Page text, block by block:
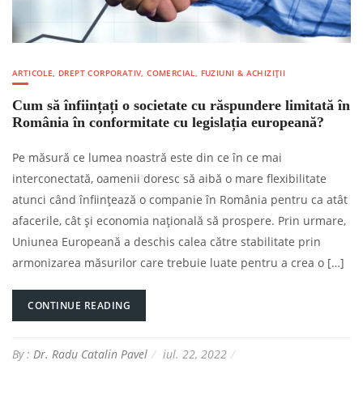
ARTICOLE, DREPT CORPORATIV, COMERCIAL, FUZIUNI & ACHIZIȚII
Cum să înființați o societate cu răspundere limitată în
România în conformitate cu legislația europeană?
Pe măsură ce lumea noastră este din ce în ce mai
interconectată, oamenii doresc să aibă o mare flexibilitate
atunci când înființează o companie în România pentru ca atât
afacerile, cât și economia națională să prospere. Prin urmare,
Uniunea Europeană a deschis calea către stabilitate prin
armonizarea măsurilor care trebuie luate pentru a crea o […]
CONTINUE READING
By : Dr. Radu Catalin Pavel iul. 22, 2022